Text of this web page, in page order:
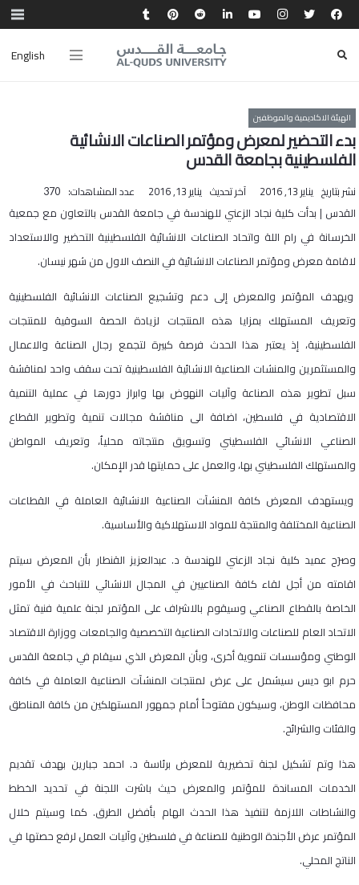
English
الهيئة الاكاديمية والموظفين
بدء التحضير لمعرض ومؤتمر الصناعات الانشائية
الفلسطينية بجامعة القدس
نشر بتاريخ يناير 13, 2016 آخر تحديث يناير 13, 2016 عدد المشاهدات: 370
القدس | بدأت كلية نجاد الزعني للهندسة في جامعة القدس بالتعاون مع جمعية
الخرسانة في رام اللة واتحاد الصناعات الانشائية الفلسطينية التحضير والاستعداد
لاقامة معرض ومؤتمر الصناعات الانشائية في النصف الاول من شهر نيسان.
ويهدف المؤتمر والمعرض إلى دعم وتشجيع الصناعات الانشائية الفلسطينية
وتعريف المستهلك بمزايا هذه المنتجات لزيادة الحصة السوقية للمنتجات
الفلسطينية، إذ يعتبر هذا الحدث فرصة كبيرة لتجمع رجال الصناعة والاعمال
والمستثمرين والمنشات الصناعية الانشائية الفلسطينية تحت سقف واحد لمناقشة
سبل تطوير هذه الصناعة وآليات النهوض بها وابراز دورها في عملية التنمية
الاقتصادية في فلسطين، اضافة الى مناقشة مجالات تنمية وتطوير القطاع
الصناعي الانشائي الفلسطيني وتسويق منتجاته محلياُ، وتعريف المواطن
والمستهلك الفلسطيني بها، والعمل على حمايتها قدر الإمكان.
ويستهدف المعرض كافة المنشآت الصناعية الانشائية العاملة في القطاعات
الصناعية المختلفة والمنتجة للمواد الاستهلاكية والأساسية.
وصرَح عميد كلية نجاد الزعني للهندسة د. عبدالعزيز القنطار بأن المعرض سيتم
اقامته من أجل لقاء كافة الصناعيين في المجال الانشائي للتباحث في الأمور
الخاصة بالقطاع الصناعي وسيقوم بالاشراف على المؤتمر لجنة علمية فنية تمثل
الاتحاد العام للصناعات والاتحادات الصناعية التخصصية والجامعات ووزارة الاقتصاد
الوطني ومؤسسات تنموية أخرى، وبأن المعرض الذي سيقام في جامعة القدس
حرم ابو ديس سيشمل على عرض لمنتجات المنشآت الصناعية العاملة في كافة
محافظات الوطن، وسيكون مفتوحاً أمام جمهور المستهلكين من كافة المناطق
والفئات والشرائح.
هذا وتم تشكيل لجنة تحضيرية للمعرض برئاسة د. احمد جبارين بهدف تقديم
الخدمات المساندة للمؤتمر والمعرض حيث باشرت اللجنة في تحديد الخطط
والنشاطات اللازمة لتنفيذ هذا الحدث الهام بأفضل الطرق. كما وسيتم خلال
المؤتمر عرض الأجندة الوطنية للصناعة في فلسطين وآليات العمل لرفع حصتها في
الناتج المحلي.